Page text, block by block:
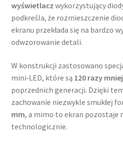
wyświetlacz wykorzystujący
podkreśla, że rozmieszczenie
ekranu przekłada się na bardzo
odwzorowanie detali.
W konstrukcji zastosowano
mini‑LED, które są 120 razy
poprzednich generacji. Dzięki
zachowanie niezwykle smukłej
mm, a mimo to ekran pozostaje
technologicznie.